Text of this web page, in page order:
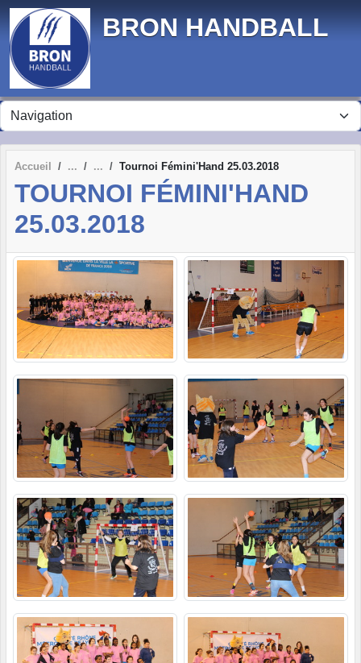
BRON HANDBALL
Accueil Tournoi Fémini'Hand 25.03.2018
TOURNOI FÉMINI'HAND
25.03.2018
Panneau de gestion des cookies